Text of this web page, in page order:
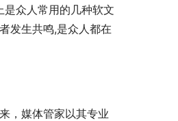
众人常用的几种软文
发生共鸣,是众人都在
，媒体管家以其专业